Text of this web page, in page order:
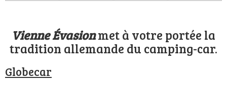
Vienne Évasionmet à votre portée la
tradition allemande du camping-car.
Globecar